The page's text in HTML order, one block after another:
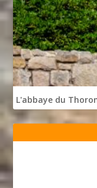
L'abbaye du